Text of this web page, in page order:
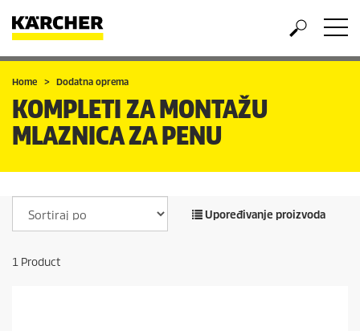
Home Dodatna oprema
KOMPLETI ZA MONTAŽU
MLAZNICA ZA PENU
Upoređivanje proizvoda
1 Product